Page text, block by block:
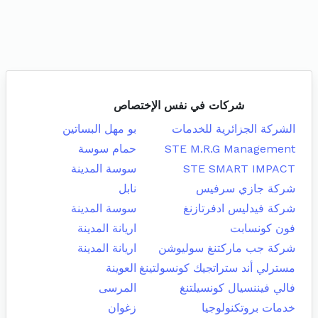
شركات في نفس الإختصاص
الشركة الجزائرية للخدمات
بو مهل البساتين
STE M.R.G Management
حمام سوسة
STE SMART IMPACT
سوسة المدينة
شركة جازي سرفيس
نابل
شركة فيدليس ادفرتازنغ
سوسة المدينة
فون كونسابت
اريانة المدينة
شركة جب ماركتنغ سوليوشن
اريانة المدينة
مسترلي أند ستراتجيك كونسولتينغ العوينة
فالي فيننسيال كونسيلتنغ
المرسى
خدمات بروتكنولوجيا
زغوان